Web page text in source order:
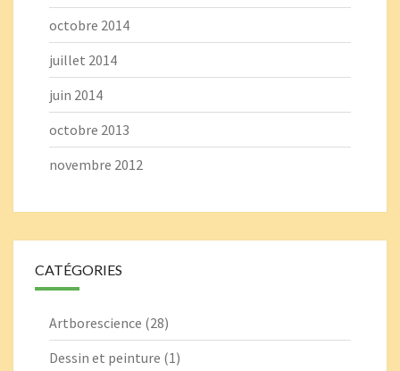
octobre 2014
juillet 2014
juin 2014
octobre 2013
novembre 2012
CATÉGORIES
Artborescience (28)
Dessin et peinture (1)